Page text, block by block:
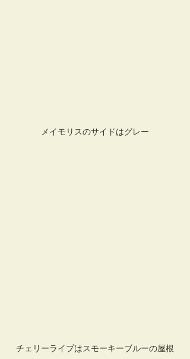
メイモリスのサイドはグレー
チェリーライプはスモーキーブルーの屋根